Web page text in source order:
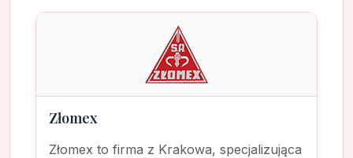
Złomex
Złomex to firma z Krakowa, specjalizująca